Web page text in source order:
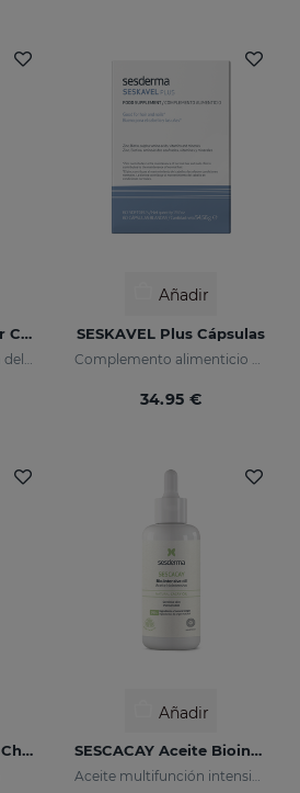
SESKAVEL Reparador Capilar
Añadir
SESKAVEL Plus Cápsulas
34.95 €
SESKAVEL GROWTH Champú Anticaída
Añadir
SESCACAY Aceite Biointensivo
Aceite multifunción intensivo